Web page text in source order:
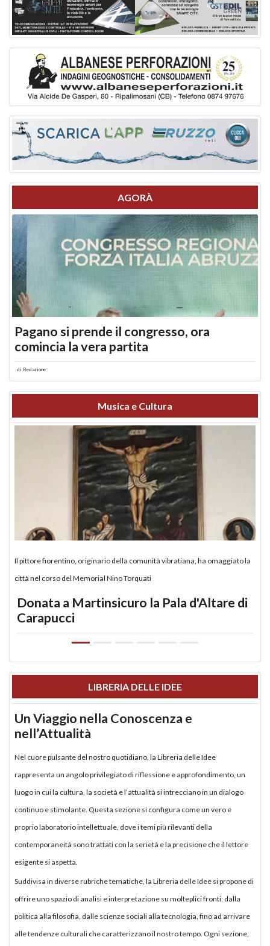
AGORÀ
Pagano si prende il congresso, ora
comincia la vera partita
di Redazione
Musica e Cultura
Il pittore fiorentino, originario della comunità vibratiana, ha omaggiato la
città nel corso del Memorial Nino Torquati
Donata a Martinsicuro la Pala d'Altare di
Carapucci
LIBRERIA DELLE IDEE
Un Viaggio nella Conoscenza e
nell’Attualità
Nel cuore pulsante del nostro quotidiano, la Libreria delle Idee
rappresenta un angolo privilegiato di riflessione e approfondimento, un
luogo in cui la cultura, la società e l’attualità si intrecciano in un dialogo
continuo e stimolante. Questa sezione si configura come un vero e
proprio laboratorio intellettuale, dove i temi più rilevanti della
contemporaneità sono trattati con la serietà e la precisione che il lettore
esigente si aspetta.
Suddivisa in diverse rubriche tematiche, la Libreria delle Idee si propone di
offrire uno spazio di analisi e interpretazione su molteplici fronti: dalla
politica alla filosofia, dalle scienze sociali alla tecnologia, fino ad arrivare
alle tendenze culturali che caratterizzano il nostro tempo. Ogni sezione,